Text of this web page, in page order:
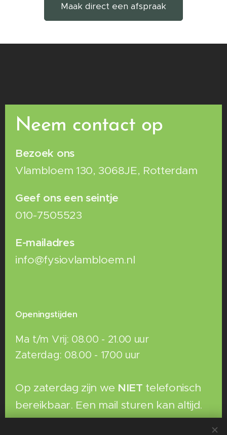
Maak direct een afspraak
Neem contact op
Bezoek ons
Vlambloem 130, 3068JE, Rotterdam
Geef ons een seintje
010-7505523
E-mailadres
info@fysiovlambloem.nl
Openingstijden
Ma t/m Vrij: 08.00 - 21.00 uur
Zaterdag: 08.00 - 1700 uur
Op zaterdag zijn we NIET telefonisch
bereikbaar. Een mail sturen kan altijd.